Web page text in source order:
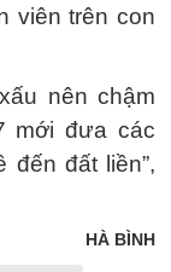
viên trên con
nên chậm
mới đưa các
đất liền”,
HÀ BÌNH